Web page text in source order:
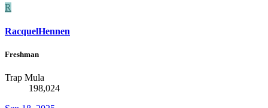
R
RacquelHennen
Freshman
Trap Mula
198,024